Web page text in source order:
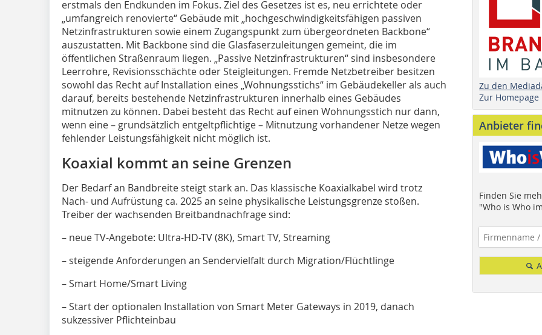
erstmals den Endkunden im Fokus. Ziel des Gesetzes ist es, neu errichtete oder
„umfangreich renovierte“ Gebäude mit „hochgeschwindigkeitsfähigen passiven
Netzinfrastrukturen sowie einem Zugangspunkt zum übergeordneten Backbone“
auszustatten. Mit Backbone sind die Glasfaserzuleitungen gemeint, die im
öffentlichen Straßenraum liegen. „Passive Netzinfrastrukturen“ sind insbesondere
Leerrohre, Revisionsschächte oder Steigleitungen. Fremde Netzbetreiber besitzen
sowohl das Recht auf Installation eines „Wohnungsstichs“ im Gebäudekeller als auch
darauf, bereits bestehende Netzinfrastrukturen innerhalb eines Gebäudes
mitnutzen zu können. Dabei besteht das Recht auf einen Wohnungsstich nur dann,
wenn eine – grundsätzlich entgeltpflichtige – Mitnutzung vorhandener Netze wegen
fehlender Leistungsfähigkeit nicht möglich ist.
Koaxial kommt an seine Grenzen
Der Bedarf an Bandbreite steigt stark an. Das klassische Koaxialkabel wird trotz
Nach- und Aufrüstung ca. 2025 an seine physikalische Leistungsgrenze stoßen.
Treiber der wachsenden Breitbandnachfrage sind:
– neue TV-Angebote: Ultra-HD-TV (8K), Smart TV, Streaming
– steigende Anforderungen an Sendervielfalt durch Migration/Flüchtlinge
– Smart Home/Smart Living
– Start der optionalen Installation von Smart Meter Gateways in 2019, danach
sukzessiver Pflichteinbau
Zu den
Zur Homepage
Anbieter
Finden Sie
"Who is Who